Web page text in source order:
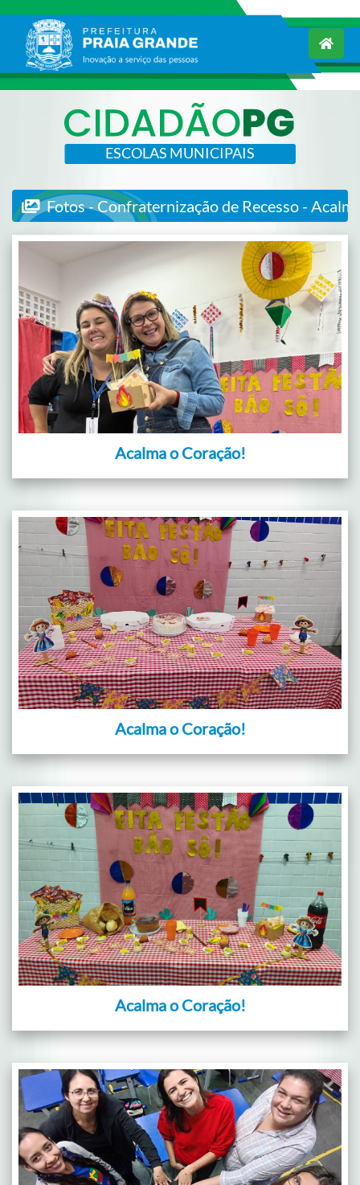
ESCOLAS MUNICIPAIS
Fotos - Confraternização de Recesso -
Acalma o Coração!
Acalma o Coração!
Acalma o Coração!